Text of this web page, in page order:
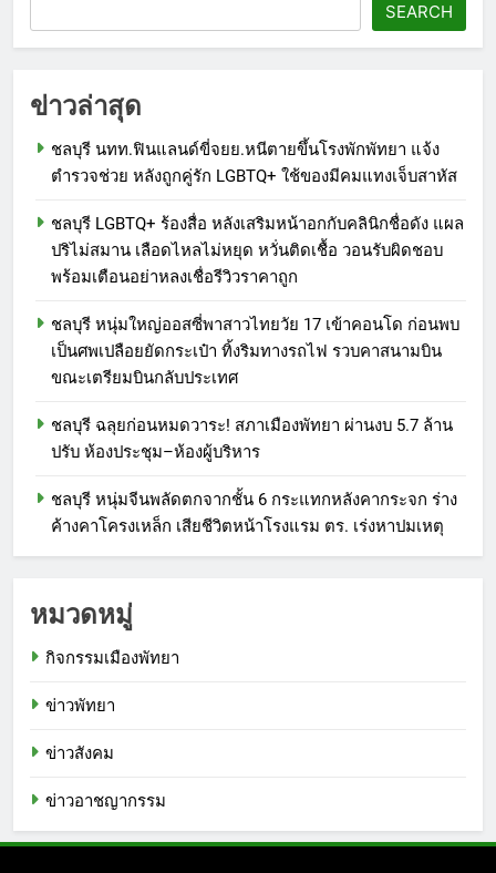
SEARCH
ข่าวล่าสุด
ชลบุรี นทท.ฟินแลนด์ขี่จยย.หนีตายขึ้นโรงพักพัทยา แจ้ง
ตำรวจช่วย หลังถูกคู่รัก LGBTQ+ ใช้ของมีคมแทงเจ็บสาหัส
ชลบุรี LGBTQ+ ร้องสื่อ หลังเสริมหน้าอกกับคลินิกชื่อดัง แผล
ปริไม่สมาน เลือดไหลไม่หยุด หวั่นติดเชื้อ วอนรับผิดชอบ
พร้อมเตือนอย่าหลงเชื่อรีวิวราคาถูก
ชลบุรี หนุ่มใหญ่ออสซี่พาสาวไทยวัย 17 เข้าคอนโด ก่อนพบ
เป็นศพเปลือยยัดกระเป๋า ทิ้งริมทางรถไฟ รวบคาสนามบิน
ขณะเตรียมบินกลับประเทศ
ชลบุรี ฉลุยก่อนหมดวาระ! สภาเมืองพัทยา ผ่านงบ 5.7 ล้าน
ปรับ ห้องประชุม–ห้องผู้บริหาร
ชลบุรี หนุ่มจีนพลัดตกจากชั้น 6 กระแทกหลังคากระจก ร่าง
ค้างคาโครงเหล็ก เสียชีวิตหน้าโรงแรม ตร. เร่งหาปมเหตุ
หมวดหมู่
กิจกรรมเมืองพัทยา
ข่าวพัทยา
ข่าวสังคม
ข่าวอาชญากรรม